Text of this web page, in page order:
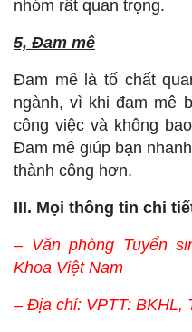
nhóm rất quan trọng.
5, Đam mê
Đam mê là tố chất
ngành, vì khi đam mê
công việc và không
Đam mê giúp bạn
thành công hơn.
III. Mọi thông tin chi
– Văn phòng Tuyển
Khoa Việt Nam
– Địa chỉ: VPTT: BKHL,